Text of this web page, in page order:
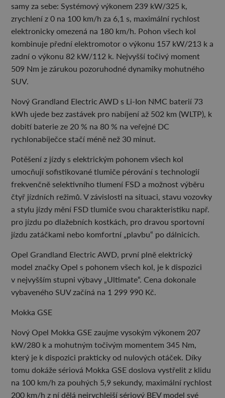
samy za sebe: Systémový výkonem 239 kW/325 k,
zrychlení z 0 na 100 km/h za 6,1 s, maximální rychlost
elektronicky omezená na 180 km/h. Pohon všech kol
kombinuje přední elektromotor o výkonu 157 kW/213 k a
zadní o výkonu 82 kW/112 k. Nejvyšší točivý moment
509 Nm je zárukou pozoruhodné dynamiky mohutného
SUV.
Nový Grandland Electric AWD s Li-Ion NMC baterií 73
kWh ujede bez zastávek pro nabíjení až 502 km (WLTP), k
dobití baterie ze 20 % na 80 % na veřejné DC
rychlonabíječce stačí méně než 30 minut.
Potěšení z jízdy s elektrickým pohonem všech kol
umocňují sofistikované tlumiče pérování s technologií
frekvenčně selektivního tlumení FSD a možnost výběru
čtyř jízdních režimů. V závislosti na situaci, stavu vozovky
a stylu jízdy mění FSD tlumiče svou charakteristiku např.
pro jízdu po dlažebních kostkách, pro dravou sportovní
jízdu zatáčkami nebo komfortní „plavbu“ po dálnicích.
Opel Grandland Electric AWD, první plně elektrický
model značky Opel s pohonem všech kol, je k dispozici
v nejvyšším stupni výbavy „Ultimate“. Cena dokonale
vybaveného SUV začíná na 1 299 990 Kč.
Mokka GSE
Nový Opel Mokka GSE zaujme vysokým výkonem 207
kW/280 k a mohutným točivým momentem 345 Nm,
který je k dispozici prakticky od nulových otáček. Díky
tomu dokáže sériová Mokka GSE doslova vystřelit z klidu
na 100 km/h za pouhých 5,9 sekundy, maximální rychlost
200 km/h z ní dělá nejrychlejší sériový BEV model své